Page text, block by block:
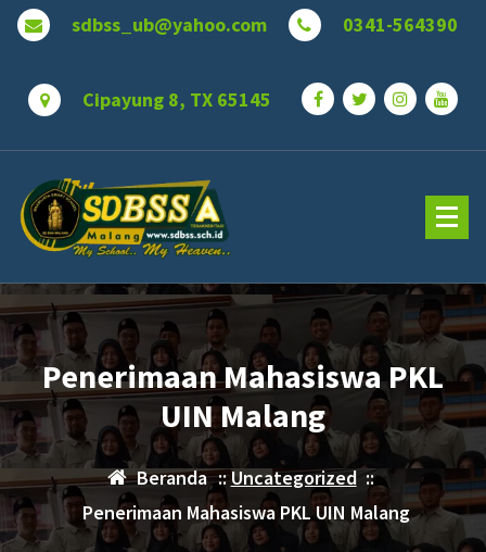
Lewati
sdbss_ub@yahoo.com 0341-564390
Cipayung 8, TX 65145
Penerimaan Mahasiswa PKL
UIN Malang
Beranda ::Uncategorized::
Penerimaan Mahasiswa PKL UIN Malang